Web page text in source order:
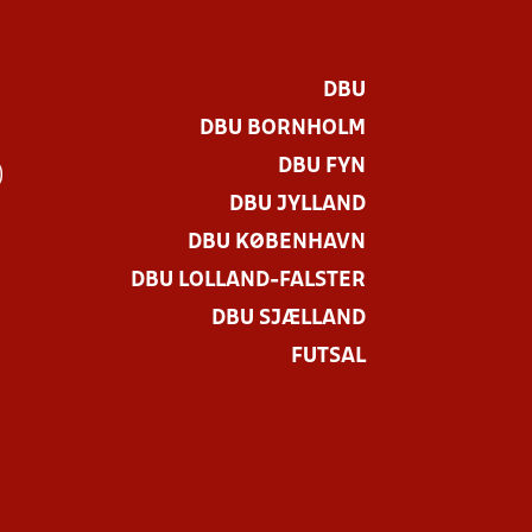
DBU
DBU BORNHOLM
DBU FYN
DBU JYLLAND
DBU KØBENHAVN
DBU LOLLAND-FALSTER
DBU SJÆLLAND
FUTSAL